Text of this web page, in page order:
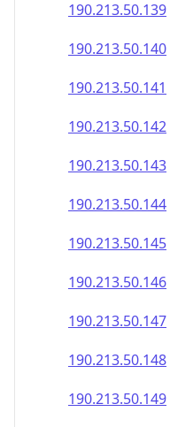
190.213.50.139
190.213.50.140
190.213.50.141
190.213.50.142
190.213.50.143
190.213.50.144
190.213.50.145
190.213.50.146
190.213.50.147
190.213.50.148
190.213.50.149